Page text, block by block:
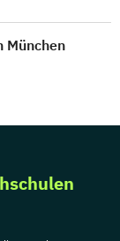
München